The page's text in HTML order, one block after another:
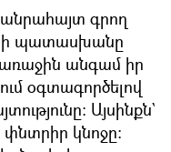
գրող
պատասխանը
առաջին անգամ իր
օգտագործելով
Այսինքն`
փնտրիր կնոջը։